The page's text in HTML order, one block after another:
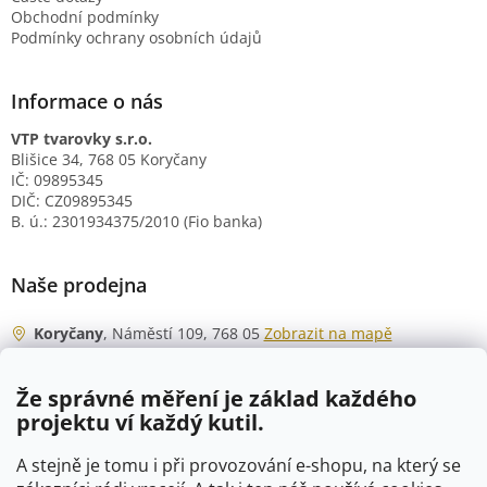
Že správné měření je základ každého
projektu ví každý kutil.
A stejně je tomu i při provozování e-shopu, na který se
Obchodní podmínky
Podmínky ochrany osobních údajů
Informace o nás
VTP tvarovky s.r.o.
Blišice 34, 768 05 Koryčany
IČ: 09895345
DIČ: CZ09895345
B. ú.: 2301934375/2010 (Fio banka)
Naše prodejna
Koryčany, Náměstí 109, 768 05 Zobrazit na mapě
Po - Čt
06:00 - 07:00
07:30 - 15:30
Pá
06:00 - 07:00
07:30 - 15:00